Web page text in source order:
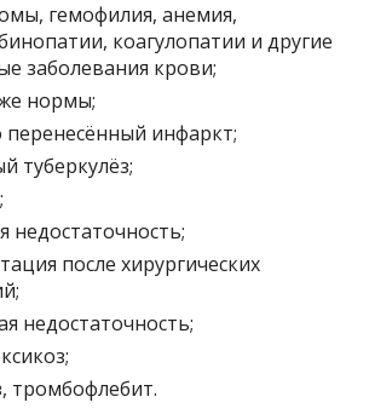
гемофилия, анемия,
коагулопатии и другие
заболевания крови;
нормы;
перенесённый инфаркт;
туберкулёз;
недостаточность;
после хирургических
недостаточность;
тромбофлебит.